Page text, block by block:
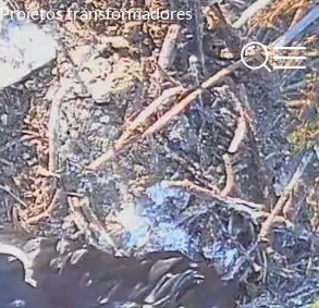
Projetos transformadores